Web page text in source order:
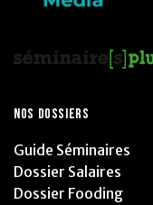
NOS DOSSIERS
Guide Séminaires
Dossier Salaires
Dossier Fooding